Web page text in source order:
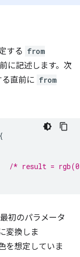
する from
に記述します。次
直前に from
{
/* result =
初のパラメータ
変換しま
を想定していま